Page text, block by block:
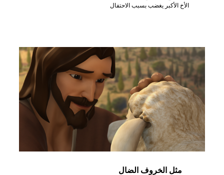
الأخ الأكبر يغضب بسبب الاحتفال
مثل الخروف الضال